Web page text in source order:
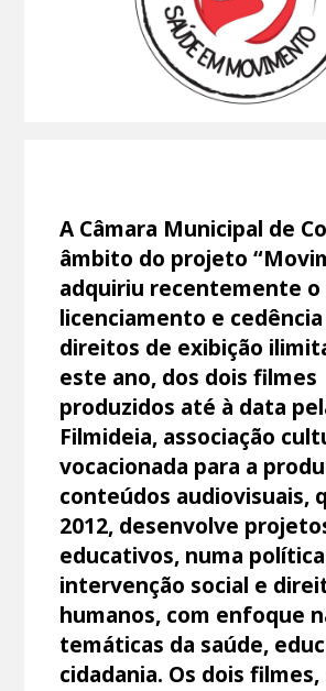
A Câmara Municipal de
âmbito do projeto
adquiriu recentemente o
licenciamento e
direitos de exibição
este ano, dos dois filmes
produzidos até à data
Filmideia, associação
vocacionada para a
conteúdos audiovisuais,
2012, desenvolve
educativos, numa
intervenção social e
humanos, com enfoque
temáticas da saúde,
cidadania. Os dois